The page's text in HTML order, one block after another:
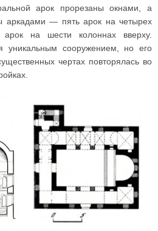
арок прорезаны окнами, а
аркадами — пять арок на четырех
на шести колоннах вверху.
уникальным сооружением, но его
чертах повторялась во